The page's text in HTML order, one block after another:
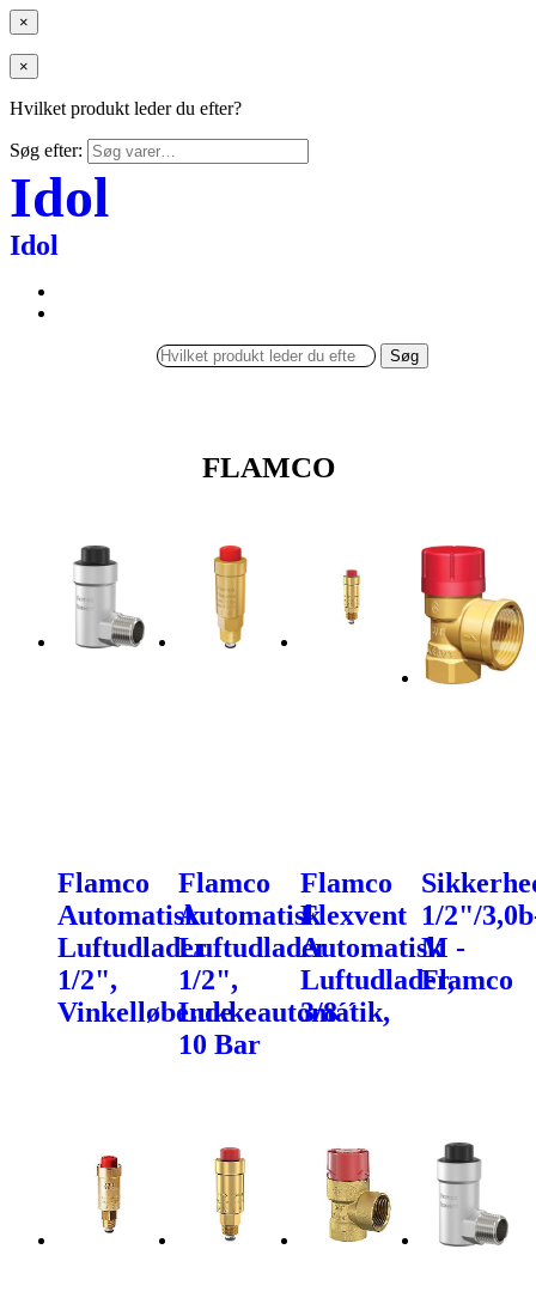
×
×
Hvilket produkt leder du efter?
Søg efter:
Idol
Idol
Søg
FLAMCO
Flamco
Automatisk
Luftudlader
1/2",
Vinkelløbende
Flamco
Automatisk
Luftudlader
1/2",
Lukkeautomatik,
10 Bar
Flamco
Flexvent
Automatisk
Luftudlader,
3/8´´
1/2"/
M -
Flamco